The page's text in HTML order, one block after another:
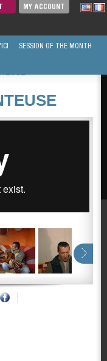
MY ACCOUNT
SESSION OF THE MONTH